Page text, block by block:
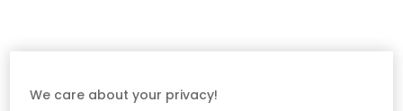
We care about your privacy!